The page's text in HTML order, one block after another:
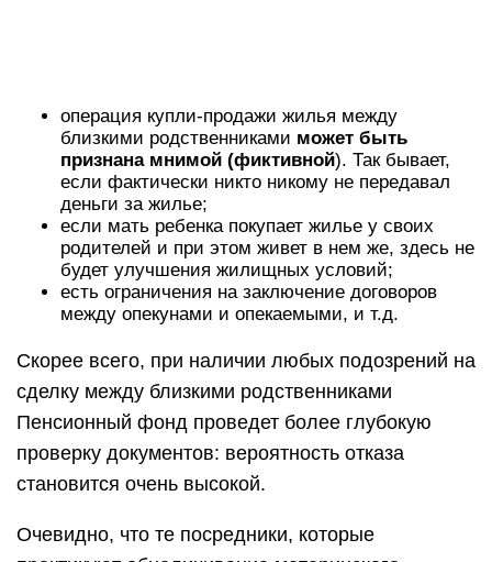
операция купли-продажи жилья между
близкими родственниками может быть
признана мнимой (фиктивной). Так бывает,
если фактически никто никому не передавал
деньги за жилье;
если мать ребенка покупает жилье у своих
родителей и при этом живет в нем же, здесь не
будет улучшения жилищных условий;
есть ограничения на заключение договоров
между опекунами и опекаемыми, и т.д.
Скорее всего, при наличии любых подозрений на
сделку между близкими родственниками
Пенсионный фонд проведет более глубокую
проверку документов: вероятность отказа
становится очень высокой.
Очевидно, что те посредники, которые